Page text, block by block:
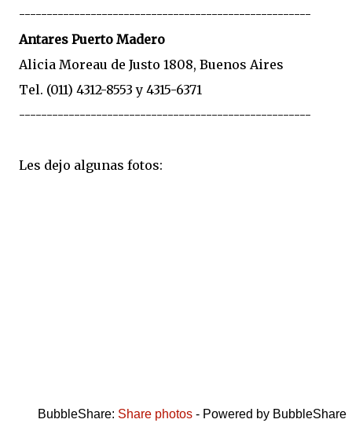
-----------------------------------------------------
Antares Puerto Madero
Alicia Moreau de Justo 1808, Buenos Aires
Tel. (011) 4312-8553 y 4315-6371
-----------------------------------------------------
Les dejo algunas fotos:
BubbleShare: Share photos- Powered by BubbleShare